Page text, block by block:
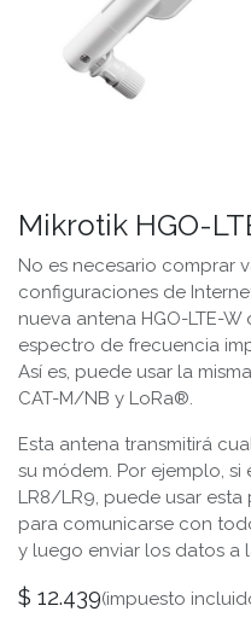
Mikrotik HGO-
No es necesario comprar
configuraciones de
nueva antena HGO-LTE-
espectro de frecuencia
Así es, puede usar la
CAT-M/NB y LoRa®.
Esta antena transmitirá
su módem. Por ejemplo, si
LR8/LR9, puede usar esta
para comunicarse con
y luego enviar los datos a
$ 12.439(impuesto